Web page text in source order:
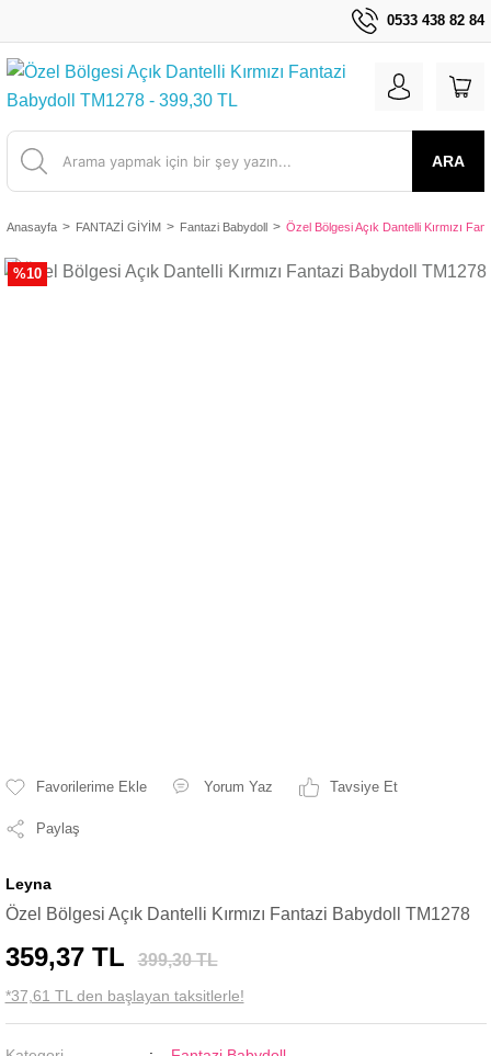
0533 438 82 84
ARA
Anasayfa FANTAZİ GİYİM Fantazi Babydoll Özel Bölgesi Açık Dantelli Kırmızı
%10
Yorum Yaz Tavsiye Et
Paylaş
Leyna
Özel Bölgesi Açık Dantelli Kırmızı Fantazi Babydoll TM1278
359,37 TL 399,30 TL
*37,61 TL den başlayan taksitlerle!